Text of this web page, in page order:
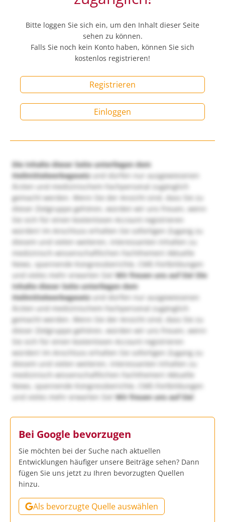
Bitte loggen Sie sich ein, um den Inhalt dieser Seite
sehen zu können.
Falls Sie noch kein Konto haben, können Sie sich
kostenlos registrieren!
Registrieren
Einloggen
Die Inhalte dieser Seite unterliegen dem
Heilmittelwerbegesetzund dürfen nur ausgewiesenen
Ärzten und medizinischem Fachpersonal zugänglich
gemacht werden. Wenn Sie der Ansicht sind, dass Sie zu
dieser Zielgruppe gehören, würden wir uns freuen, wenn
Sie sich für einen kostenlosen Account registrieren
würden! Im Anschluss erhalten Sie sofortigen Zugang zu
diesem und vielen weiteren, interessanten Inhalten zu
medizinisch-wissenschaftlichen Fachthemen! Aktuelle
News, spannende Kongressberichte, CME-Fortbildungen
und vieles mehr erwarten Sie!Wir freuen uns auf Sie! Die
Inhalte dieser Seite unterliegen dem
Heilmittelwerbegesetzund dürfen nur ausgewiesenen
Ärzten und medizinischem Fachpersonal zugänglich
gemacht werden. Wenn Sie der Ansicht sind, dass Sie zu
dieser Zielgruppe gehören, würden wir uns freuen, wenn
Sie sich für einen kostenlosen Account registrieren
würden! Im Anschluss erhalten Sie sofortigen Zugang zu
diesem und vielen weiteren, interessanten Inhalten zu
medizinisch-wissenschaftlichen Fachthemen! Aktuelle
News, spannende Kongressberichte, CME-Fortbildungen
und vieles mehr erwarten Sie!Wir freuen uns auf Sie!
Bei Google bevorzugen
Sie möchten bei der Suche nach aktuellen
Entwicklungen häufiger unsere Beiträge sehen? Dann
fügen Sie uns jetzt zu Ihren bevorzugten Quellen
hinzu.
Als bevorzugte Quelle auswählen